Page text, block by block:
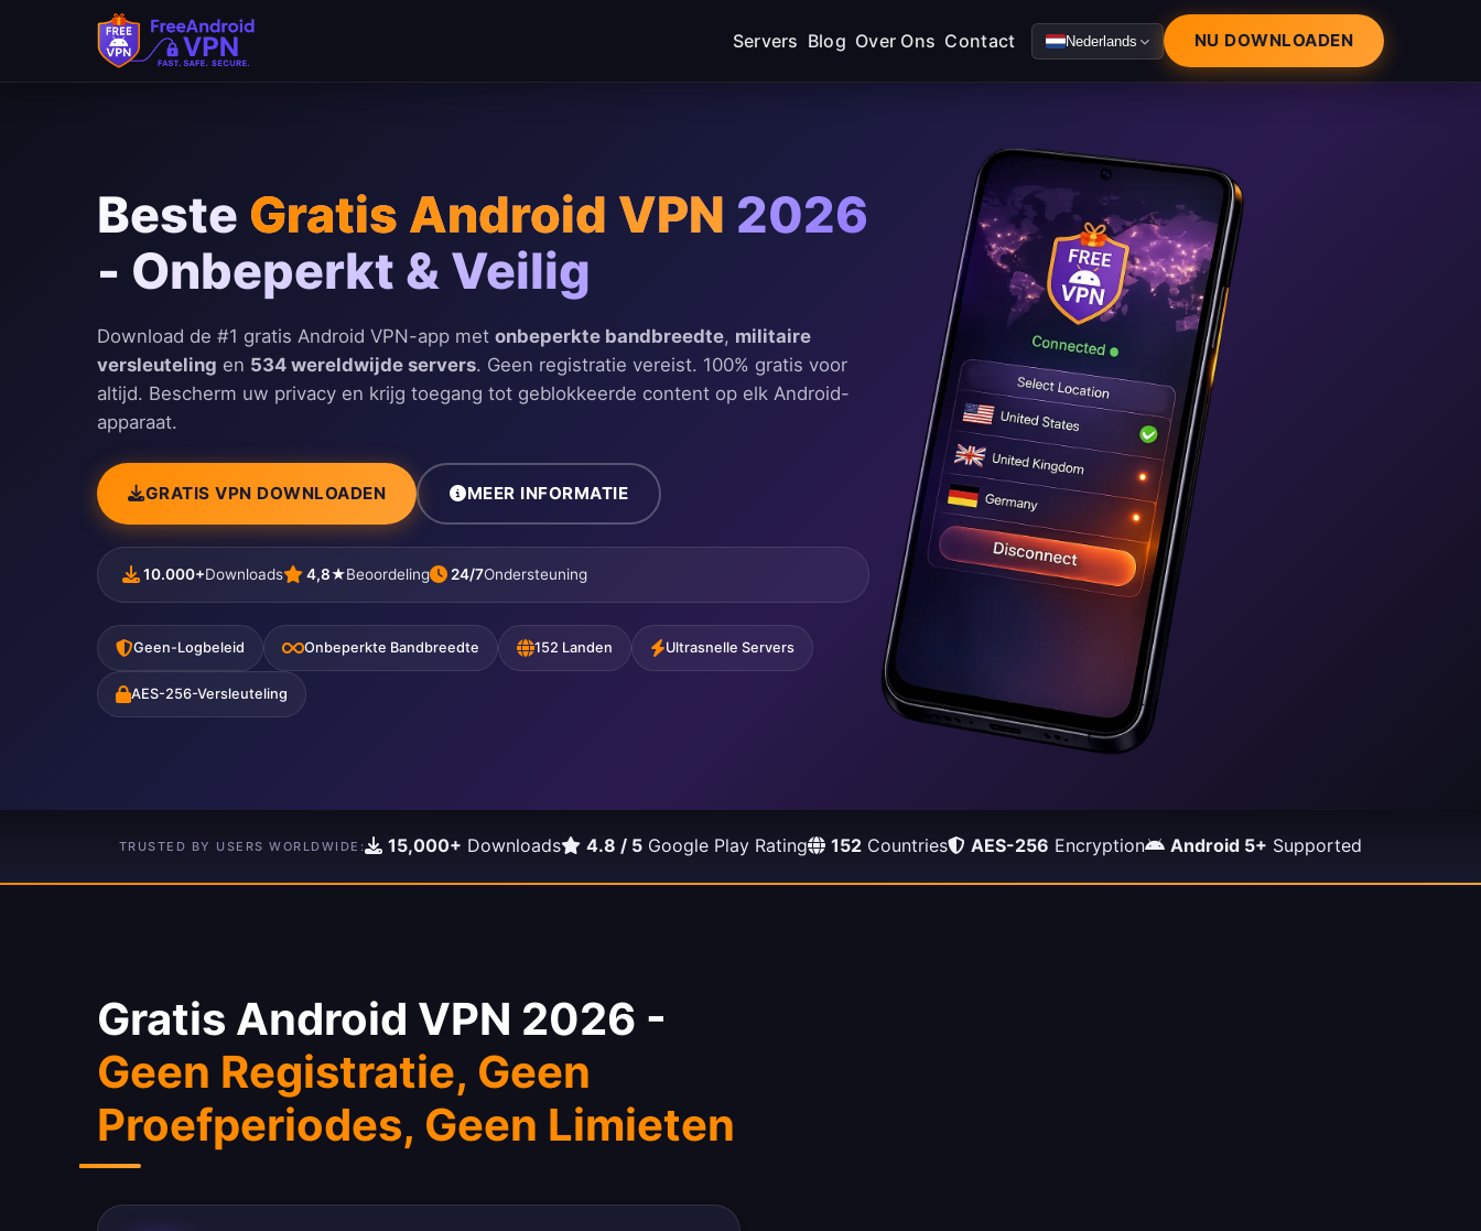
Ga naar hoofdinhoud
Servers Blog Over Ons Contact Nederlands NU DOWNLOADEN
Beste Gratis Android VPN 2026
- Onbeperkt & Veilig
Download de #1 gratis Android VPN-app met onbeperkte bandbreedte, militaire
versleuteling en 534 wereldwijde servers. Geen registratie vereist. 100% gratis voor
altijd. Bescherm uw privacy en krijg toegang tot geblokkeerde content op elk Android-
apparaat.
GRATIS VPN DOWNLOADEN MEER INFORMATIE
10.000+Downloads 4,8★Beoordeling 24/7Ondersteuning
Geen-Logbeleid Onbeperkte Bandbreedte 152 Landen Ultrasnelle Servers
AES-256-Versleuteling
TRUSTED BY USERS WORLDWIDE: 15,000+ Downloads 4.8 / 5 Google Play Rating 152 Countries AES-256 Encryption Android 5+ Supported
Gratis Android VPN 2026 -
Geen Registratie, Geen
Proefperiodes, Geen Limieten